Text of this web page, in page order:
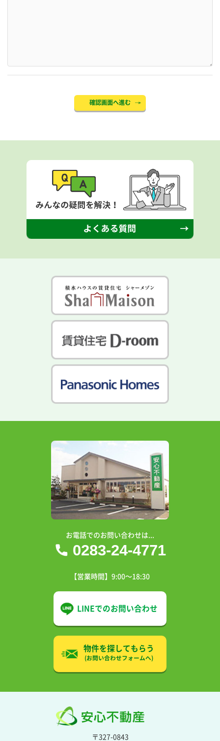
確認画面へ進む
お電話でのお問い合わせは...
0283-24-4771
【営業時間】9:00〜18:30
LINEでのお問い合わせ
物件を探してもらう
(お問い合わせフォームへ)
〒327-0843